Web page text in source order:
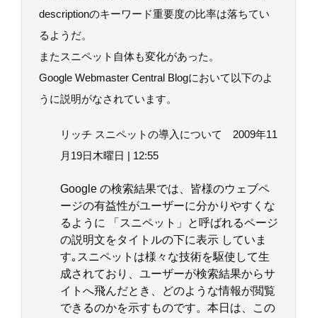
descriptionのキーワード重要度の比率は落ちてい
るようだ。
またスニペット自体も変化があった。
Google Webmaster Central Blogにおいて以下のよ
うに説明がなされています。
リッチ スニペットの導入について 2009年11
月19日木曜日 | 12:55
Google の検索結果では、皆様のウェブペ
ージの有益性がユーザーに分かりやすくな
るように 「スニペット」と呼ばれるページ
の説明文をタイトルの下に表示 していま
す｡スニペットは様々な技術を駆使して生
成されており、ユーザーが検索結果からサ
イトへ飛んだとき、どのような情報が閲覧
できるのかを示すものです。本日は、この